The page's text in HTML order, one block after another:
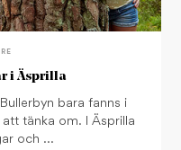
i Äsprilla
bara fanns i
tänka om. I Äsprilla
och …